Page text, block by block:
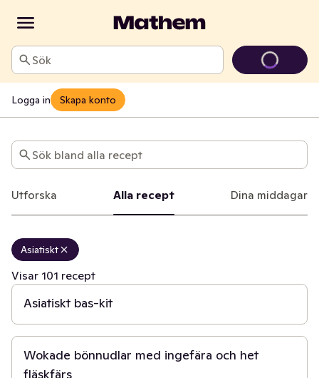
Sök
Logga in Skapa konto
Recept
Sök bland alla recept
Utforska Alla recept Dina middagar
Asiatiskt
Visar 101 recept
Asiatiskt bas-kit
30 min
Wokade bönnudlar med ingefära och het
fläskfärs